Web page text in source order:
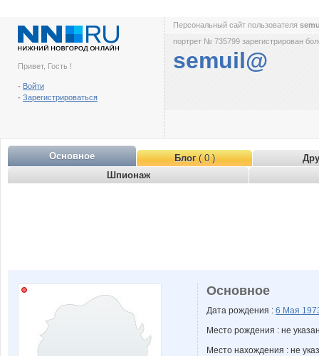
Привет, Гость !
- Войти
- Зарегистрироваться
Персональный сайт пользователя
портрет № 735799 зарегистрирован
semuil@
Основное Блог( 0 )
Шпионаж
Основное
Дата рождения : 6 Мая
Место рождения : не
Место нахождения : не